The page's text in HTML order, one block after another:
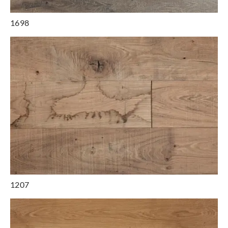
1698
1207